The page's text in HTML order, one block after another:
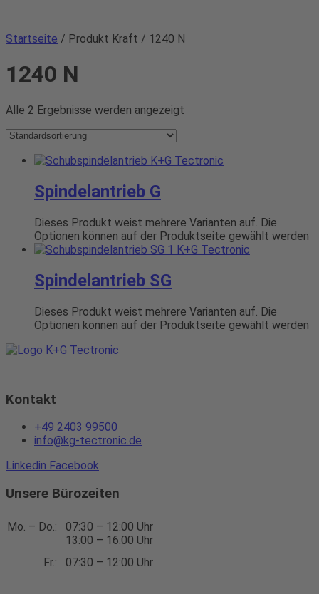
Startseite / Produkt Kraft / 1240 N
1240 N
Alle 2 Ergebnisse werden angezeigt
Spindelantrieb G
Dieses Produkt weist mehrere Varianten auf. Die
Optionen können auf der Produktseite gewählt werden
Spindelantrieb SG
Dieses Produkt weist mehrere Varianten auf. Die
Optionen können auf der Produktseite gewählt werden
Kontakt
+49 2403 99500
info@kg-tectronic.de
Linkedin Facebook
Unsere Bürozeiten
Mo. – Do.:
07:30 – 12:00 Uhr
13:00 – 16:00 Uhr
Fr.:
07:30 – 12:00 Uhr